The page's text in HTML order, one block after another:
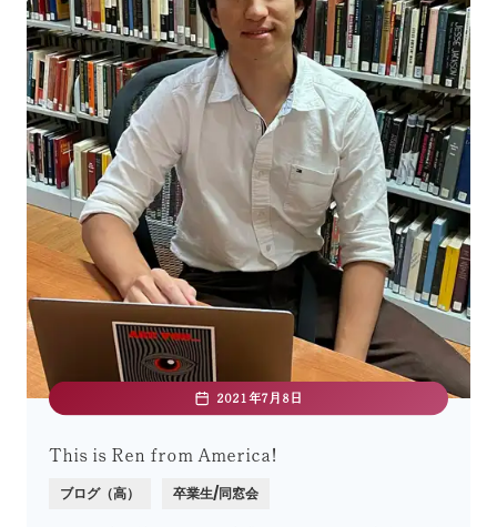
2021年7月8日
This is Ren from America!
ブログ（高） 卒業生/同窓会